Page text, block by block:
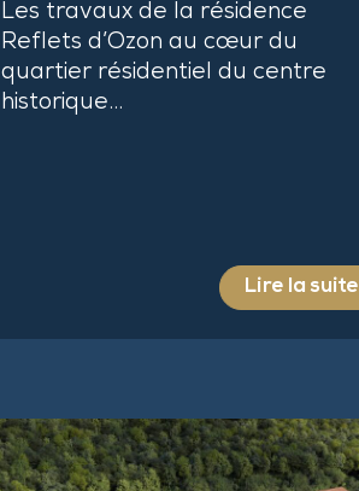
Les travaux de la résidence
Reflets d’Ozon au cœur du
quartier résidentiel du centre
historique…
Lire la suite